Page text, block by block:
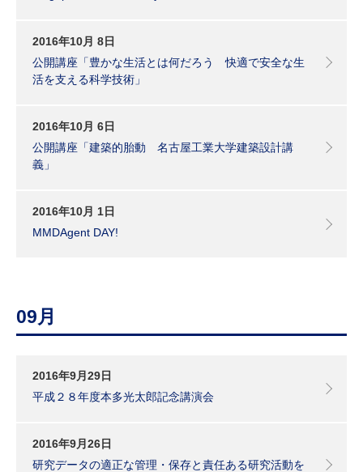
2016年10月 8日
公開講座「豊かな生活とは何だろう 快適で安全な生
活を支える科学技術」
2016年10月 6日
公開講座「建築的胎動 名古屋工業大学建築設計講
義」
2016年10月 1日
MMDAgent DAY!
09月
2016年9月29日
平成２８年度本多光太郎記念講演会
2016年9月26日
研究データの適正な管理・保存と責任ある研究活動を